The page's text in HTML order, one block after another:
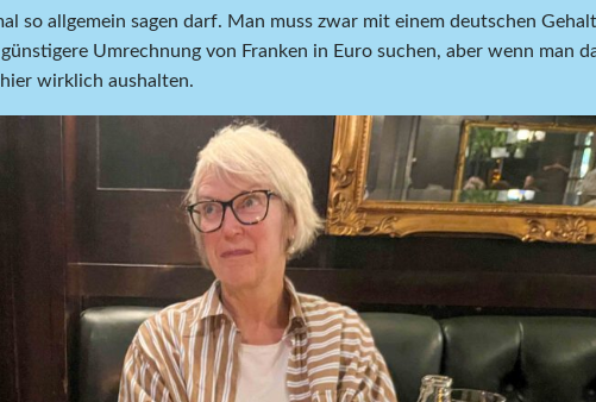
so allgemein sagen darf. Man muss zwar mit einem deutschen Gehalt
Umrechnung von Franken in Euro suchen, aber wenn man
wirklich aushalten.